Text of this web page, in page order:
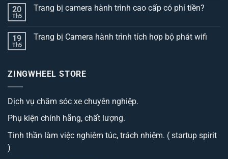
bình
3
dòng
tô
hữu
hiện
nay
20
Th5
Trang bị camera hành trình cao cấp có phí tiền?
luận
hành
trình
phí
19
Th5
Trang bị Camera hành trình tích hợp bộ phát wifi
ở
hành
hợp
phát
wifi
ZINGWHEEL STORE
Dịch vụ chăm sóc xe chuyên nghiệp.
Phụ kiện chính hãng, chất lượng.
Tinh thần làm việc nghiêm túc, trách nhiệm. ( startup spirit
)